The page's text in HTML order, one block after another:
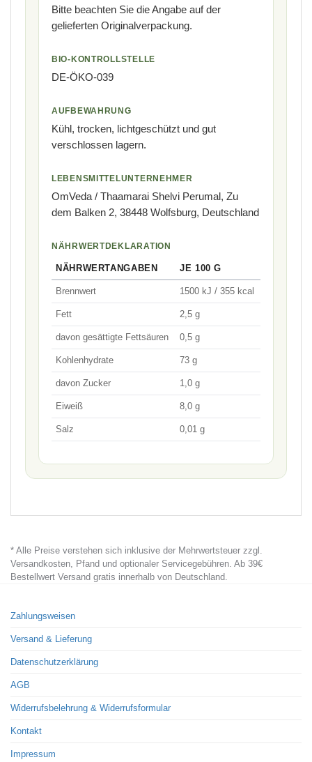
Bitte beachten Sie die Angabe auf der
gelieferten Originalverpackung.
BIO-KONTROLLSTELLE
DE-ÖKO-039
AUFBEWAHRUNG
Kühl, trocken, lichtgeschützt und gut
verschlossen lagern.
LEBENSMITTELUNTERNEHMER
OmVeda / Thaamarai Shelvi Perumal, Zu
dem Balken 2, 38448 Wolfsburg, Deutschland
NÄHRWERTDEKLARATION
NÄHRWERTANGABEN JE 100 G
Brennwert 1500 kJ / 355 kcal
Fett 2,5 g
davon gesättigte Fettsäuren 0,5 g
Kohlenhydrate 73 g
davon Zucker 1,0 g
Eiweiß 8,0 g
Salz 0,01 g
* Alle Preise verstehen sich inklusive der Mehrwertsteuer zzgl.
Versandkosten, Pfand und optionaler Servicegebühren. Ab 39€
Bestellwert Versand gratis innerhalb von Deutschland.
Zahlungsweisen
Versand & Lieferung
Datenschutzerklärung
AGB
Widerrufsbelehrung & Widerrufsformular
Kontakt
Impressum